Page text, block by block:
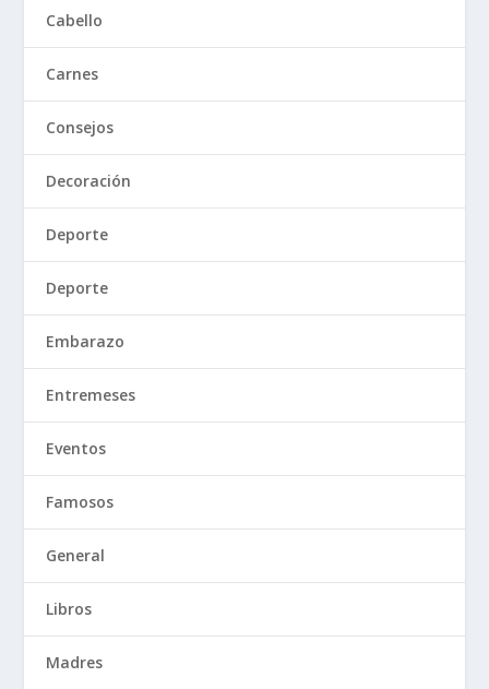
Cabello
Carnes
Consejos
Decoración
Deporte
Deporte
Embarazo
Entremeses
Eventos
Famosos
General
Libros
Madres